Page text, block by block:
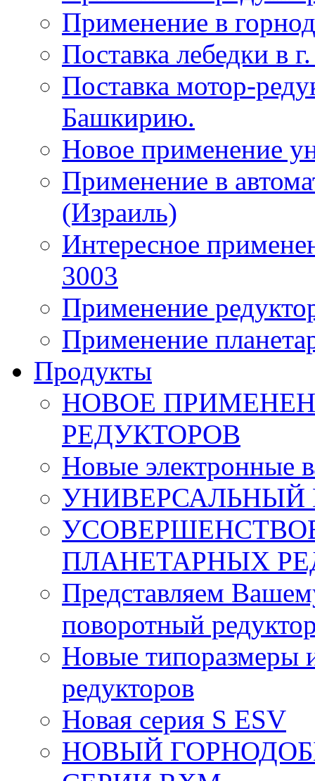
Применение в
Поставка лебедки в
Поставка мотор-
Башкирию.
Новое применение
Применение в
(Израиль)
Интересное
3003
Применение
Применение
Продукты
НОВОЕ
РЕДУКТОРОВ
Новые электронные
УНИВЕРСАЛЬНЫЙ
ПЛАНЕТАРНЫХ
Представляем
поворотный
Новые типоразмеры
редукторов
Новая серия S ESV
НОВЫЙ